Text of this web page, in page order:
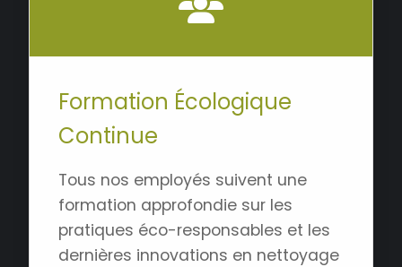
Formation Écologique
Continue
Tous nos employés suivent une
formation approfondie sur les
pratiques éco-responsables et les
dernières innovations en nettoyage